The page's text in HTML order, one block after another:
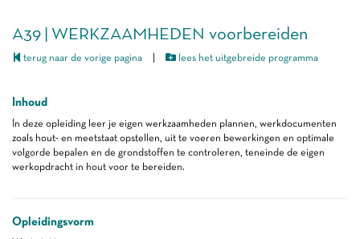
A39 | WERKZAAMHEDEN voorbereiden
terug naar de vorige pagina lees het uitgebreide programma
Inhoud
In deze opleiding leer je eigen werkzaamheden plannen, werkdocumenten
zoals hout- en meetstaat opstellen, uit te voeren bewerkingen en optimale
volgorde bepalen en de grondstoffen te controleren, teneinde de eigen
werkopdracht in hout voor te bereiden.
Opleidingsvorm